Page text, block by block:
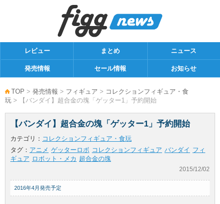
レビュー まとめ ニュース
発売情報 セール情報 お知らせ
TOP > 発売情報 > フィギュア > コレクションフィギュア・食
玩 > 【バンダイ】超合金の塊「ゲッター1」予約開始
【バンダイ】超合金の塊「ゲッター1」予約開始
カテゴリ： コレクションフィギュア・食玩
タグ： アニメ ゲッターロボ コレクションフィギュア バンダイ フィ
ギュア ロボット・メカ 超合金の塊
2015/12/02
2016年4月発売予定